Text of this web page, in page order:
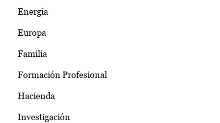
Energía
Europa
Familia
Formación Profesional
Hacienda
Investigación